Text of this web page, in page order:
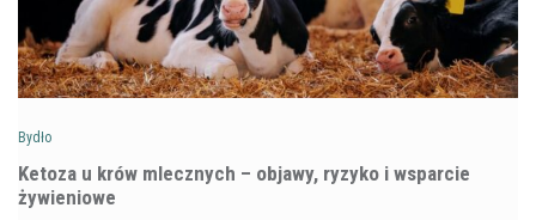
Bydło
Ketoza u krów mlecznych – objawy, ryzyko i wsparcie
żywieniowe